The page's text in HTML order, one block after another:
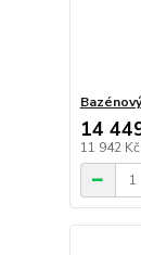
14
11 942 Kč